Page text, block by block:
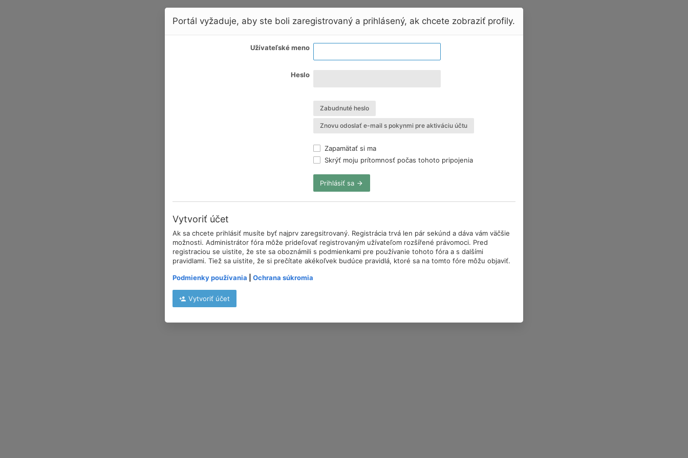
Portál vyžaduje, aby ste boli zaregistrovaný a prihlásený, ak chcete zobraziť profily.
Užívateľské meno
Heslo
Zabudnuté heslo
Znovu odoslať e-mail s pokynmi pre aktiváciu účtu
Zapamätať si ma
Skrýť moju prítomnosť počas tohoto pripojenia
Prihlásiť sa
Vytvoriť účet
Ak sa chcete prihlásiť musíte byť najprv zaregsitrovaný. Registrácia trvá len pár sekúnd a dáva vám väčšie
možnosti. Administrátor fóra môže prideľovať registrovaným užívateľom rozšířené právomoci. Pred
registraciou se uistite, že ste sa oboznámili s podmienkami pre používanie tohoto fóra a s dalšími
pravidlami. Tiež sa uistite, že si prečítate akékoľvek budúce pravidlá, ktoré sa na tomto fóre môžu objaviť.
Podmienky používania Ochrana súkromia
Vytvoriť účet